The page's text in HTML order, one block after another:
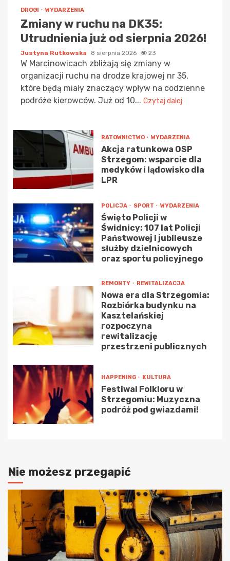
DROGI WYDARZENIA
Zmiany w ruchu na DK35:
Utrudnienia już od sierpnia 2026!
Justyna Rutkowska 8 sierpnia 2026 23
W Marcinowicach zbliżają się zmiany w
organizacji ruchu na drodze krajowej nr 35,
które będą miały znaczący wpływ na codzienne
podróże kierowców. Już od 10... Czytaj dalej
RATOWNICTWO WYDARZENIA
Akcja ratunkowa OSP
Strzegom: wsparcie dla
medyków i lądowisko dla
LPR
POLICJA SPORT WYDARZENIA
Święto Policji w
Świdnicy: 107 lat Policji
Państwowej i jubileusze
służby dzielnicowych
oraz sportu policyjnego
REMONTY REWITALIZACJA
Nowa era dla Strzegomia:
Rozbiórka budynku na
Kasztelańskiej
rozpoczyna
rewitalizację
przestrzeni publicznych
HAPPENING KULTURA
Festiwal Folkloru w
Strzegomiu: Muzyczna
podróż pod gwiazdami!
Nie możesz przegapić